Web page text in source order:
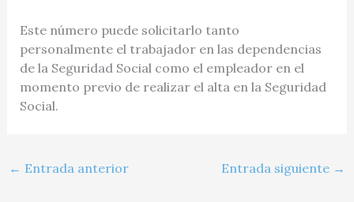
Este número puede solicitarlo tanto
personalmente el trabajador en las dependencias
de la Seguridad Social como el empleador en el
momento previo de realizar el alta en la Seguridad
Social.
← Entrada anterior Entrada siguiente →